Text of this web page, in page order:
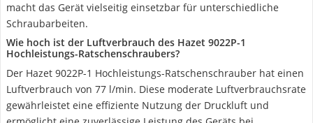
macht das Gerät vielseitig einsetzbar für unterschiedliche
Schraubarbeiten.
Wie hoch ist der Luftverbrauch des Hazet 9022P-1
Hochleistungs-Ratschenschraubers?
Der Hazet 9022P-1 Hochleistungs-Ratschenschrauber hat einen
Luftverbrauch von 77 l/min. Diese moderate Luftverbrauchsrate
gewährleistet eine effiziente Nutzung der Druckluft und